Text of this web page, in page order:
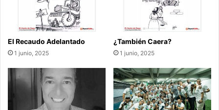
El Recaudo Adelantado
1 junio, 2025
¿También Caera?
1 junio, 2025